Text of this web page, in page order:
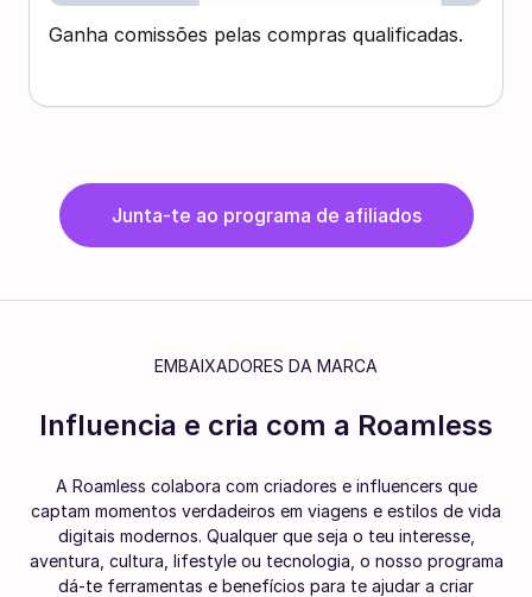
Ganha comissões pelas compras qualificadas.
Junta-te ao programa de afiliados
EMBAIXADORES DA MARCA
Influencia e cria com a Roamless
A Roamless colabora com criadores e influencers que
captam momentos verdadeiros em viagens e estilos de vida
digitais modernos. Qualquer que seja o teu interesse,
aventura, cultura, lifestyle ou tecnologia, o nosso programa
dá-te ferramentas e benefícios para te ajudar a criar